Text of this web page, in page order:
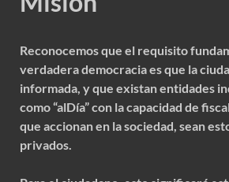
Reconocemos que el requisito
verdadera democracia es que la
informada, y que existan entidades
como “alDía” con la capacidad de
que accionan en la sociedad, sean
privados.